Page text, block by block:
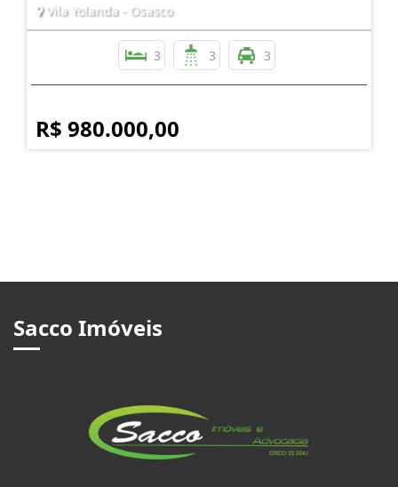
Vila Yolanda - Osasco
3 3 3
R$ 980.000,00
Sacco Imóveis